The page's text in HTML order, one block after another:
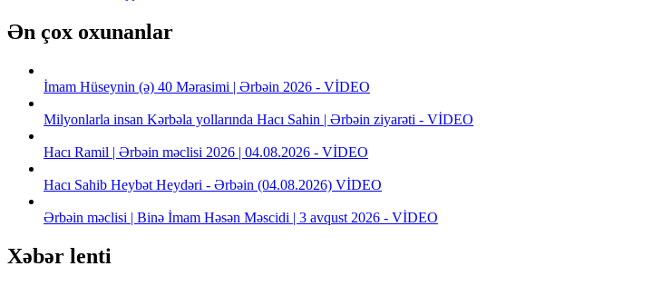
Ən çox oxunanlar
İmam Hüseynin (ə) 40 Mərasimi | Ərbəin 2026 - VİDEO
Milyonlarla insan Kərbəla yollarında Hacı Sahin | Ərbəin ziyarəti - VİDEO
Hacı Ramil | Ərbəin məclisi 2026 | 04.08.2026 - VİDEO
Hacı Sahib Heybət Heydəri - Ərbəin (04.08.2026) VİDEO
Ərbəin məclisi | Binə İmam Həsən Məscidi | 3 avqust 2026 - VİDEO
Xəbər lenti